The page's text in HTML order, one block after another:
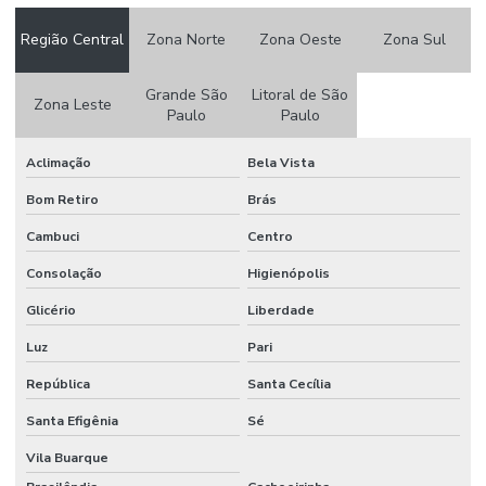
Custo da construção de um barracão pré moldado
Empresa de construção civil em campinas
Empresa de construção civil em campinas e região
Empresa de construção civil comercial
Empresa de construção civil industrial
Empresa de construção de galpão
Empresa de construção industrial
Empresa de engenharia civil em campinas
Empresa especializada em obra industrial
Empresa especializada em piso industrial
Empresa de obras e reformas
Empresa de piso industrial
Região Central Zona Norte Zona Oeste Zona Sul
Zona Leste
Grande São
Paulo
Litoral de São
Paulo
Aclimação Bela Vista
Bom Retiro Brás
Cambuci Centro
Consolação Higienópolis
Glicério Liberdade
Luz Pari
República Santa Cecília
Santa Efigênia Sé
Vila Buarque